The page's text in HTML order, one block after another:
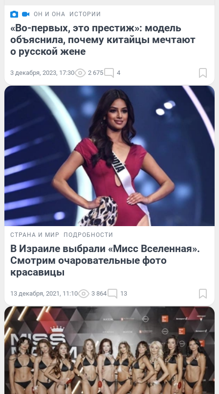
ОН И ОНА ИСТОРИИ
«Во-первых, это престиж»: модель
объяснила, почему китайцы мечтают
о русской жене
3 декабря, 2023, 17:30 2 675 4
СТРАНА И МИР ПОДРОБНОСТИ
В Израиле выбрали «Мисс Вселенная».
Смотрим очаровательные фото
красавицы
13 декабря, 2021, 11:10 3 864 13